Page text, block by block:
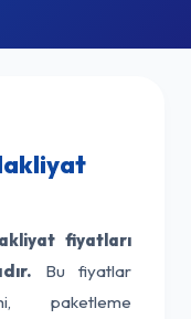
fiyatları
Bu fiyatlar
paketleme